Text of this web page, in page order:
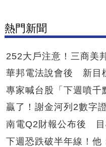
熱門新聞
252大戶注意！三商
華邦電法說會後 新目
專家喊台股「下週噴千
贏了！謝金河列2數字
南電Q2財報公布後 目
下週恐跌破半年線！他